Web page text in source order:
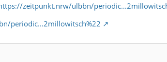
zeitpunkt.nrw/ulbbn/
periodic…2millowitsch%22